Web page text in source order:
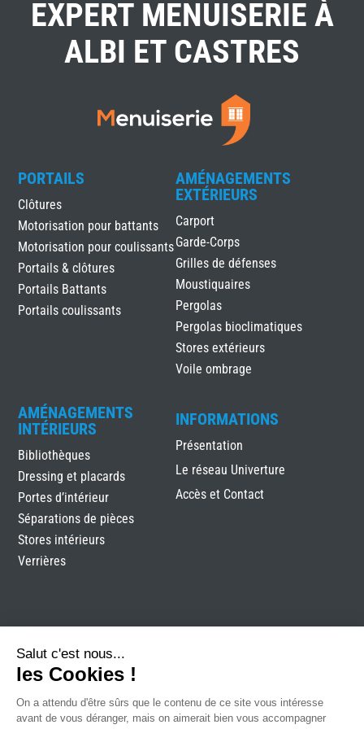
EXPERT MENUISERIE À
ALBI ET CASTRES
PORTAILS
Clôtures
Motorisation pour battants
Motorisation pour coulissants
Portails & clôtures
Portails Battants
Portails coulissants
AMÉNAGEMENTS
EXTÉRIEURS
Carport
Garde-Corps
Grilles de défenses
Moustiquaires
Pergolas
Pergolas bioclimatiques
Stores extérieurs
Voile ombrage
AMÉNAGEMENTS
INTÉRIEURS
Bibliothèques
Dressing et placards
Portes d’intérieur
Séparations de pièces
Stores intérieurs
Verrières
INFORMATIONS
Présentation
Le réseau Univerture
Accès et Contact
Attraptemps
les Cookies !
ce site vous intéresse avant de vous
déranger, mais on aimerait bien vous accompagner pendant votre